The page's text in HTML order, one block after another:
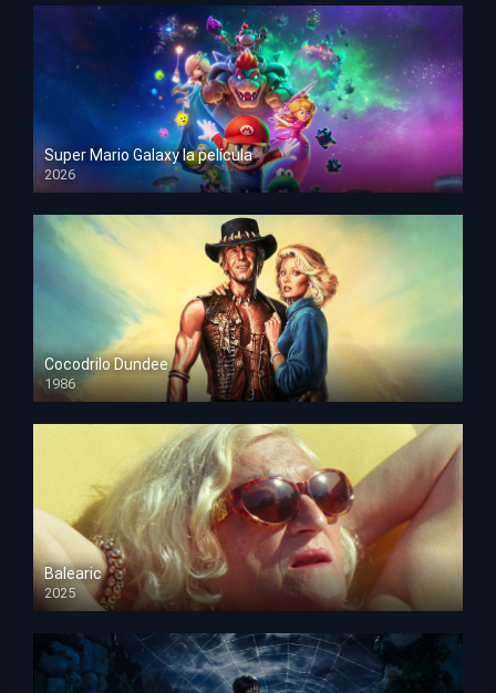
Super Mario Galaxy la película
2026
HD 1080p
Cocodrilo Dundee
1986
HD 1080p
Balearic
2025
HD 1080p